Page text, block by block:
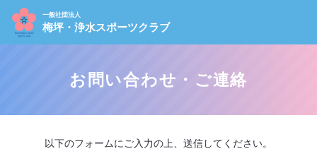
一般社団法人
梅坪・浄水スポーツクラブ
お問い合わせ・ご連絡
以下のフォームにご入力の上、送信してください。